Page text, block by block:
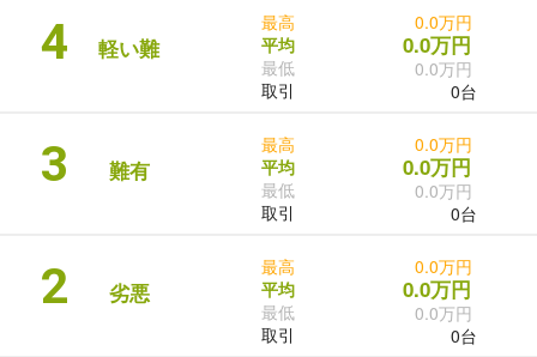
4 軽い難
最高
平均
最低
取引
0.0万円
0.0万円
0.0万円
0台
3 難有
最高
平均
最低
取引
0.0万円
0.0万円
0.0万円
0台
2 劣悪
最高
平均
最低
取引
0.0万円
0.0万円
0.0万円
0台